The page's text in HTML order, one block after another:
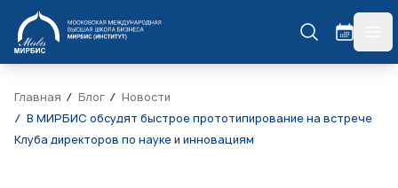
МИРБИС
Главная Блог
Новости
В МИРБИС обсудят быстрое прототипирование на встрече
Клуба директоров по науке и инновациям